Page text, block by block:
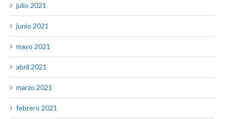
julio 2021
junio 2021
mayo 2021
abril 2021
marzo 2021
febrero 2021